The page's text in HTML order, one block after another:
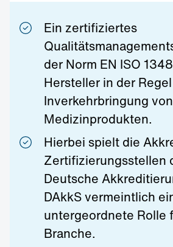
Ein zertifiziertes
der Norm EN ISO
Hersteller in der
Inverkehrbringung von
Medizinprodukten.
Hierbei spielt die
Zertifizierungsstellen
Deutsche
DAkkS vermeintlich
untergeordnete Rolle
Branche.